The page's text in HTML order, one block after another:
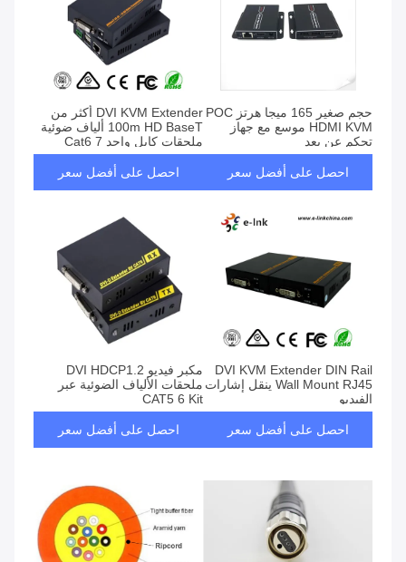
حجم صغير 165 ميجا هرتز POC
HDMI KVM موسع مع جهاز
تحكم عن بعد
احصل على أفضل سعر
DVI KVM Extender أكثر من
100m HD BaseT ألياف ضوئية
ملحقات كابل واحد Cat6 7
احصل على أفضل سعر
DVI KVM Extender DIN Rail
Wall Mount RJ45 ينقل إشارات
الفيديو
احصل على أفضل سعر
مكبر فيديو DVI HDCP1.2
ملحقات الألياف الضوئية عبر
CAT5 6 Kit
احصل على أفضل سعر